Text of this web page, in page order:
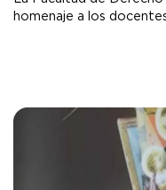
homenaje a los